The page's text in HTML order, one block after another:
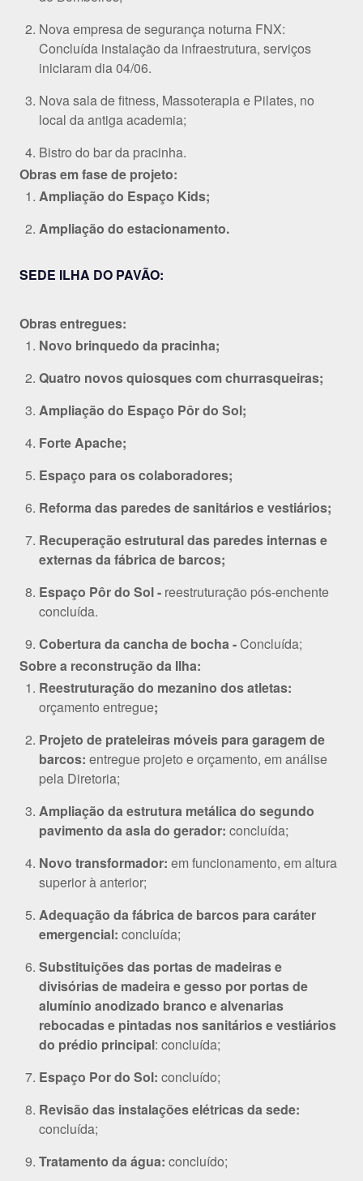
Nova empresa de segurança noturna FNX:
Concluída instalação da infraestrutura, serviços
iniciaram dia 04/06.
Nova sala de fitness, Massoterapia e Pilates, no
local da antiga academia;
Bistro do bar da pracinha.
Obras em fase de projeto:
Ampliação do Espaço Kids;
Ampliação do estacionamento.
SEDE ILHA DO PAVÃO:
Obras entregues:
Novo brinquedo da pracinha;
Quatro novos quiosques com churrasqueiras;
Ampliação do Espaço Pôr do Sol;
Forte Apache;
Espaço para os colaboradores;
Reforma das paredes de sanitários e vestiários;
Recuperação estrutural das paredes internas e
externas da fábrica de barcos;
Espaço Pôr do Sol - reestruturação pós-enchente
concluída.
Cobertura da cancha de bocha -Concluída;
Sobre a reconstrução da Ilha:
Reestruturação do mezanino dos atletas:
orçamento entregue;
Projeto de prateleiras móveis para garagem de
barcos: entregue projeto e orçamento, em análise
pela Diretoria;
Ampliação da estrutura metálica do segundo
pavimento da asla do gerador: concluída;
Novo transformador: em funcionamento, em altura
superior à anterior;
Adequação da fábrica de barcos para caráter
emergencial: concluída;
Substituições das portas de madeiras e
divisórias de madeira e gesso por portas de
alumínio anodizado branco e alvenarias
rebocadas e pintadas nos sanitários e vestiários
do prédio principal: concluída;
Espaço Por do Sol: concluído;
Revisão das instalações elétricas da sede:
concluída;
Tratamento da água: concluído;